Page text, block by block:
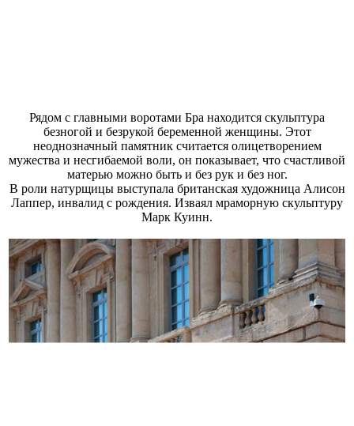
Рядом с главными воротами Бра находится скульптура
безногой и безрукой беременной женщины. Этот
неоднозначный памятник считается олицетворением
мужества и несгибаемой воли, он показывает, что счастливой
матерью можно быть и без рук и без ног.
В роли натурщицы выступала британская художница Алисон
Лаппер, инвалид с рождения. Изваял мраморную скульптуру
Марк Куинн.